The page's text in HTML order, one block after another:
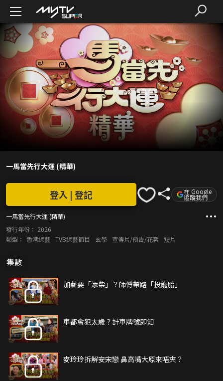
一馬當先行大運 (精華)
一馬當先行大運 (精華)
登入 | 登記 在 Google
追蹤我們
發行年份： 2026
類型：
香港綜藝 TVB綜藝節目 玄學 宣傳片/預告/花絮 短片
集數
加薪要「添柴」？師傅帶路「投龍胎」
車都會犯太歲？計車牌號即知
麥玲玲拆解安宋戀 鼻高嘴大原來唔夾？